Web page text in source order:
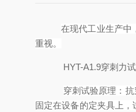
在现代工业生产中
重视。
HYT-A1.9穿刺力
穿刺试验原理：
固定在设备的定夹具上